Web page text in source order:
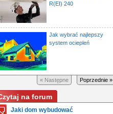
R(EI) 240
Jak wybrać najlepszy
system ociepleń
Poprzednie »
« Następne
na forum
Jaki dom wybudować